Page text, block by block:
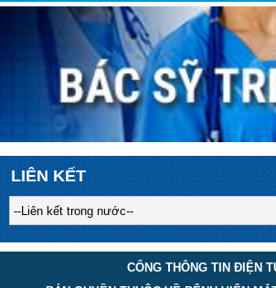
LIÊN KẾT
CỔNG THÔNG TIN ĐIỆN